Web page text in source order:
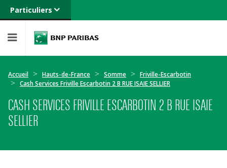
Particuliers
Banque privée
Entreprises
Accueil Hauts-de-France Somme
Friville-Escarbotin
Cash Services Friville Escarbotin 2 B RUE ISAIE SELLIER
CASH SERVICES FRIVILLE ESCARBOTIN 2 B RUE ISAIE
SELLIER